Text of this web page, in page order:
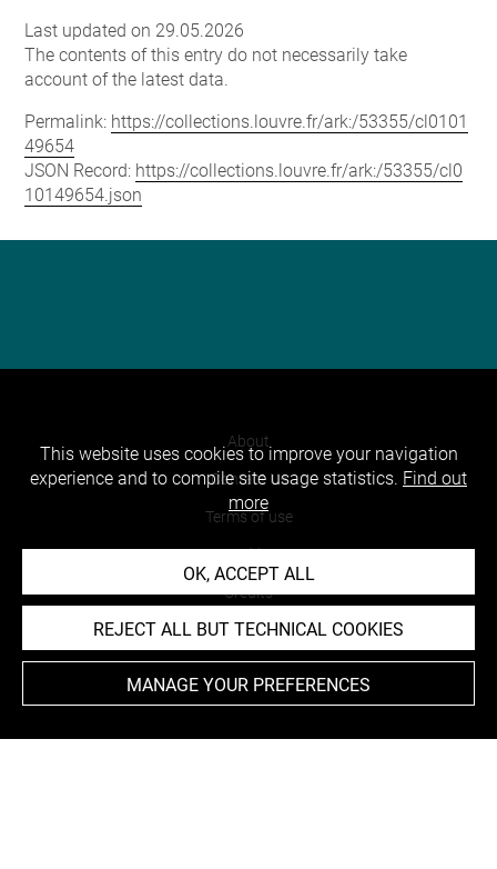
Last updated on 29.05.2026
The contents of this entry do not necessarily take
account of the latest data.
Permalink: https://collections.louvre.fr/ark:/53355/cl0101
49654
JSON Record: https://collections.louvre.fr/ark:/53355/cl0
10149654.json
About
Contact Us
Terms of use
Cookies
Credits
Accessibility : non compliant
This website uses cookies to improve your navigation
experience and to compile site usage statistics. Find out
more
OK, ACCEPT ALL
REJECT ALL BUT TECHNICAL COOKIES
MANAGE YOUR PREFERENCES